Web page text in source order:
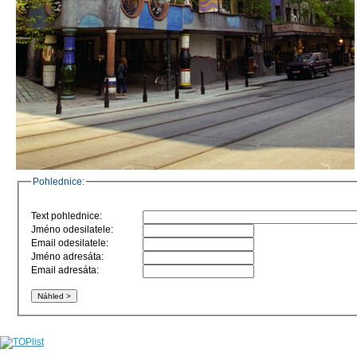
Pohlednice:
Text pohlednice:
Jméno odesilatele:
Email odesilatele:
Jméno adresáta:
Email adresáta: